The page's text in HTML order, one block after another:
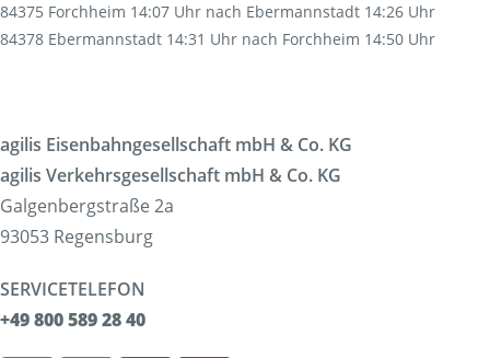
84375 Forchheim 14:07 Uhr nach Ebermannstadt 14:26 Uhr
84378 Ebermannstadt 14:31 Uhr nach Forchheim 14:50 Uhr
agilis Eisenbahngesellschaft mbH & Co. KG
agilis Verkehrsgesellschaft mbH & Co. KG
Galgenbergstraße 2a
93053 Regensburg
SERVICETELEFON
+49 800 589 28 40